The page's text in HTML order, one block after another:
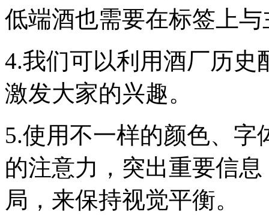
低端酒也需要在标签上
4.我们可以利用酒厂历史
激发大家的兴趣。
5.使用不一样的颜色、
的注意力，突出重要信
局，来保持视觉平衡。